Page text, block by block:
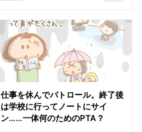
仕事を休んでパトロール。終了後
は学校に行ってノートにサイ
ン……一体何のためのPTA？